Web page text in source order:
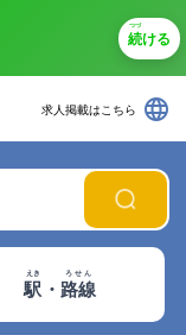
続
つづ
ける
求人掲載はこちら language
駅
えき
・ 路線
ろせん